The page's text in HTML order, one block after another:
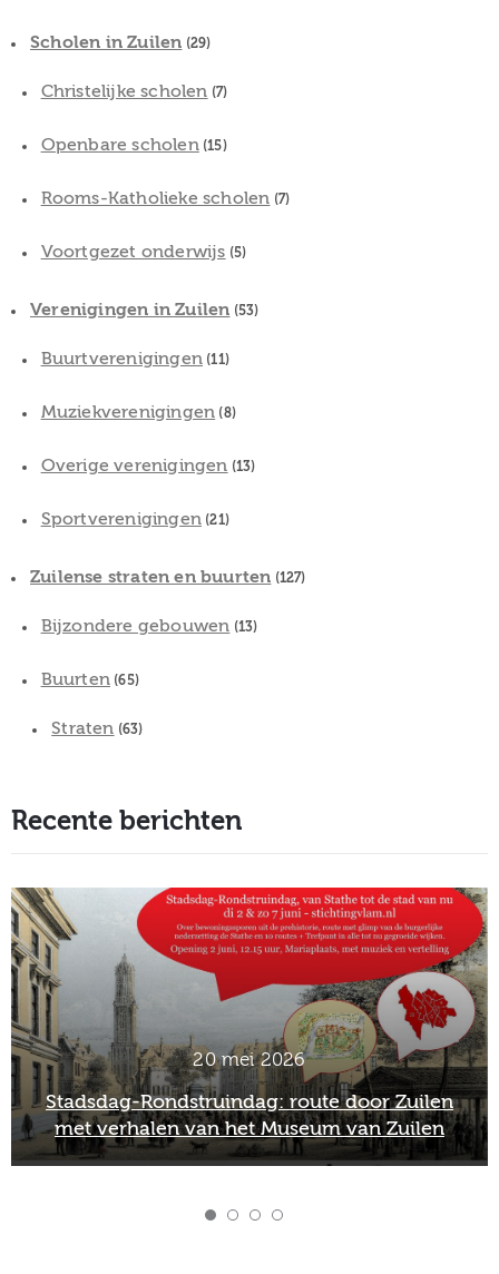
Scholen in Zuilen (29)
Christelijke scholen (7)
Openbare scholen(15)
Rooms-Katholieke scholen (7)
Voortgezet onderwijs (5)
Verenigingen in Zuilen (53)
Buurtverenigingen (11)
Muziekverenigingen (8)
Overige verenigingen (13)
Sportverenigingen (21)
Zuilense straten en buurten (127)
Bijzondere gebouwen (13)
Buurten (65)
Straten (63)
Recente berichten
20 mei 2026
Stadsdag-Rondstruindag: route door Zuilen
met verhalen van het Museum van Zuilen